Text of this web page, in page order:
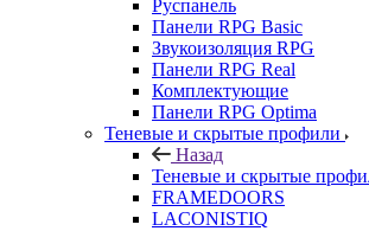
Руспанель
Панели RPG Basic
Звукоизоляция RPG
Панели RPG Real
Комплектующие
Панели RPG Optima
Теневые и скрытые профили
Назад
Теневые и скрытые
FRAMEDOORS
LACONISTIQ